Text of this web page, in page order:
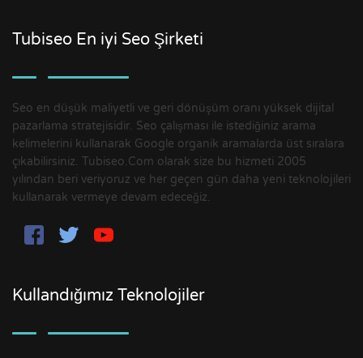
Tubiseo En iyi Seo Şirketi
Seo en düşük maliyetli ve geri dönüşüm oranı yüksek dijital
pazarlama stratejisidir. Seo çalışması ile istediğiniz arama
kelimelerini kullanarak Google organik aramalarda üst sıralara
çıkabilirsiniz. Tubiseo.Com olarak size bu hizmeti 2005
yılından beri veriyoruz ve her geçen gün daha yeni teknolojileri
kullanarak vermeye devam edeceğiz.
Kullandığımız Teknolojiler